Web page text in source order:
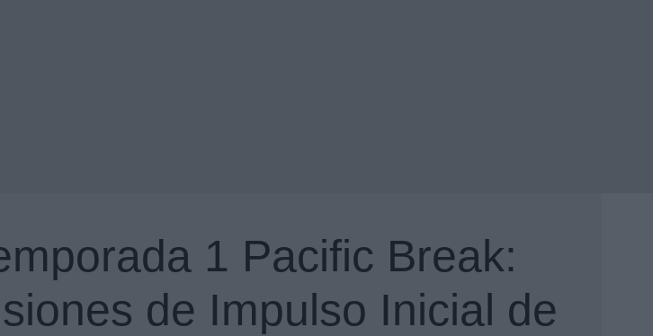
1 Pacific Break:
de Impulso Inicial de